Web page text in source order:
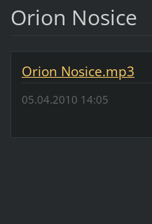
Orion Nosice
Orion Nosice.mp3
05.04.2010 14:05